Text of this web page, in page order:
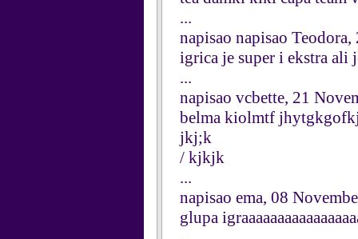
...
napisao napisao
igrica je super i ekstra ali
...
napisao vcbette, 21
belma kiolmtf
jkj;k
/ kjkjk
...
napisao ema, 08
glupa